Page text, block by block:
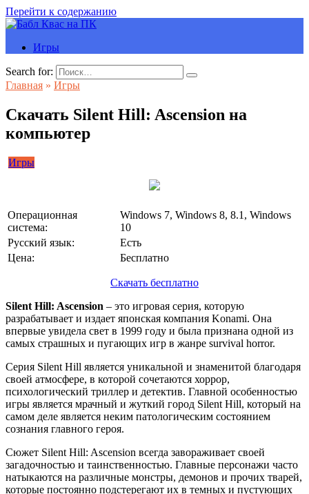
Перейти к содержанию
Игры
Search for:
Главная » Игры
Скачать Silent Hill: Ascension на
компьютер
Игры
Операционная
система:
Windows 7, Windows 8, 8.1, Windows
10
Русский язык:
Есть
Цена:
Бесплатно
Скачать бесплатно
Silent Hill: Ascension – это игровая серия, которую
разрабатывает и издает японская компания Konami. Она
впервые увидела свет в 1999 году и была признана одной из
самых страшных и пугающих игр в жанре survival horror.
Серия Silent Hill является уникальной и знаменитой благодаря
своей атмосфере, в которой сочетаются хоррор,
психологический триллер и детектив. Главной особенностью
игры является мрачный и жуткий город Silent Hill, который на
самом деле является неким патологическим состоянием
сознания главного героя.
Сюжет Silent Hill: Ascension всегда завораживает своей
загадочностью и таинственностью. Главные персонажи часто
натыкаются на различные монстры, демонов и прочих тварей,
которые постоянно подстерегают их в темных и пустующих